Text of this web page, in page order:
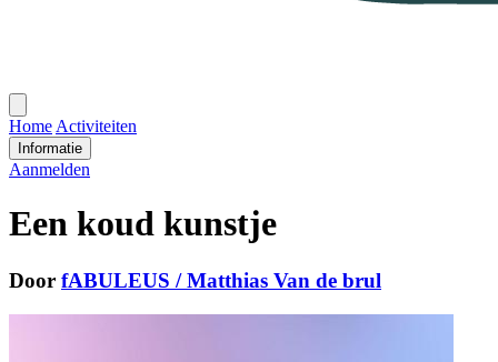
menu
Home Activiteiten
Informatie
Aanmelden
Een koud kunstje
Door fABULEUS / Matthias Van de brul